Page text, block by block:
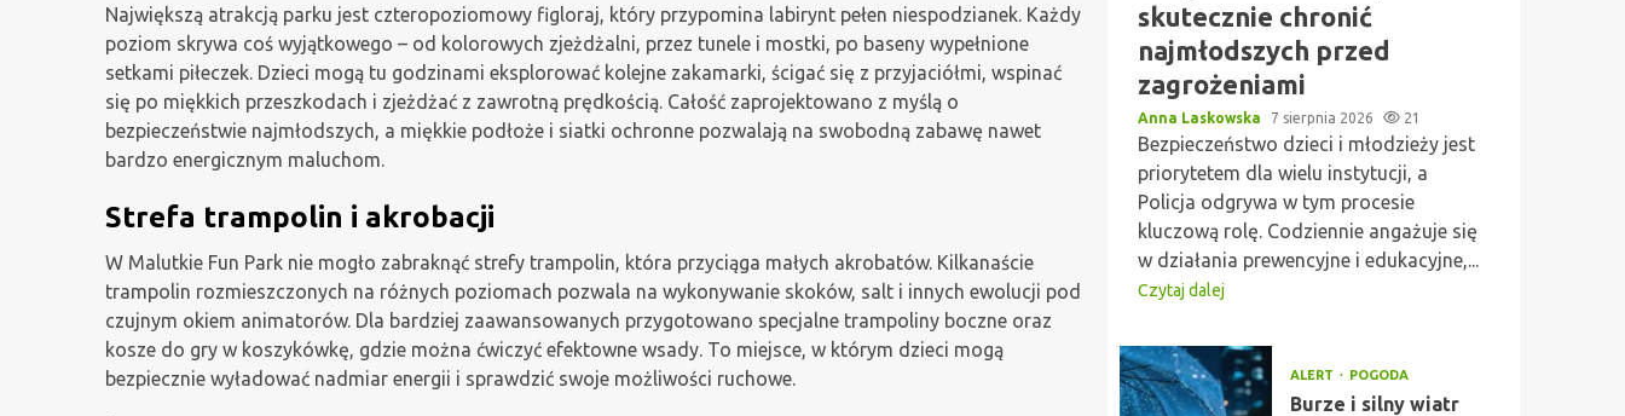
Największą atrakcją parku jest czteropoziomowy figloraj, który przypomina labirynt pełen niespodzianek. Każdy
poziom skrywa coś wyjątkowego – od kolorowych zjeżdżalni, przez tunele i mostki, po baseny wypełnione
setkami piłeczek. Dzieci mogą tu godzinami eksplorować kolejne zakamarki, ścigać się z przyjaciółmi, wspinać
się po miękkich przeszkodach i zjeżdżać z zawrotną prędkością. Całość zaprojektowano z myślą o
bezpieczeństwie najmłodszych, a miękkie podłoże i siatki ochronne pozwalają na swobodną zabawę nawet
bardzo energicznym maluchom.
Strefa trampolin i akrobacji
W Malutkie Fun Park nie mogło zabraknąć strefy trampolin, która przyciąga małych akrobatów. Kilkanaście
trampolin rozmieszczonych na różnych poziomach pozwala na wykonywanie skoków, salt i innych ewolucji pod
czujnym okiem animatorów. Dla bardziej zaawansowanych przygotowano specjalne trampoliny boczne oraz
kosze do gry w koszykówkę, gdzie można ćwiczyć efektowne wsady. To miejsce, w którym dzieci mogą
bezpiecznie wyładować nadmiar energii i sprawdzić swoje możliwości ruchowe.
skutecznie chronić
najmłodszych przed
zagrożeniami
Anna Laskowska 7 sierpnia 2026 21
Bezpieczeństwo dzieci i młodzieży jest
priorytetem dla wielu instytucji, a
Policja odgrywa w tym procesie
kluczową rolę. Codziennie angażuje się
w działania prewencyjne i edukacyjne,...
Czytaj dalej
ALERT POGODA
Burze i silny wiatr